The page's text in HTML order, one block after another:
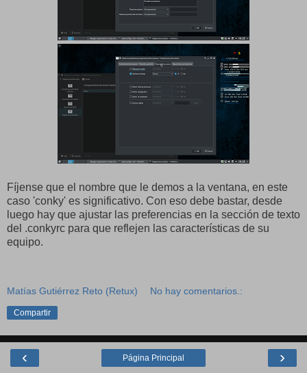
Fíjense que el nombre que le demos a la ventana, en este
caso 'conky' es significativo. Con eso debe bastar, desde
luego hay que ajustar las preferencias en la sección de texto
del .conkyrc para que reflejen las características de su
equipo.
Matías Gutiérrez Reto (Retux) No hay comentarios.:
Compartir
‹ ›
Página Principal